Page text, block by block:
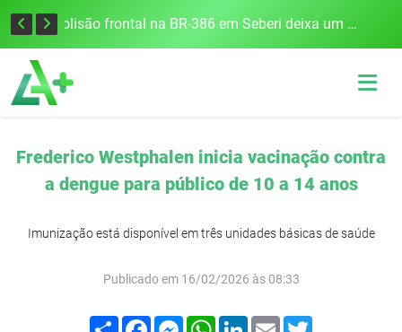
União Frederiquense vence o Gramadense fora de casa e assume a terceira posição na Divisão de Acesso Colisão frontal na BR-386 em Seberi deixa um morto e quatro feridos
Frederico Westphalen inicia vacinação contra
a dengue para público de 10 a 14 anos
Imunização está disponível em três unidades básicas de saúde
Publicado em 16/02/2026 às 08:33
Compartilhar
FacebookMessenger
WhatsApp
LinkedIn
Email